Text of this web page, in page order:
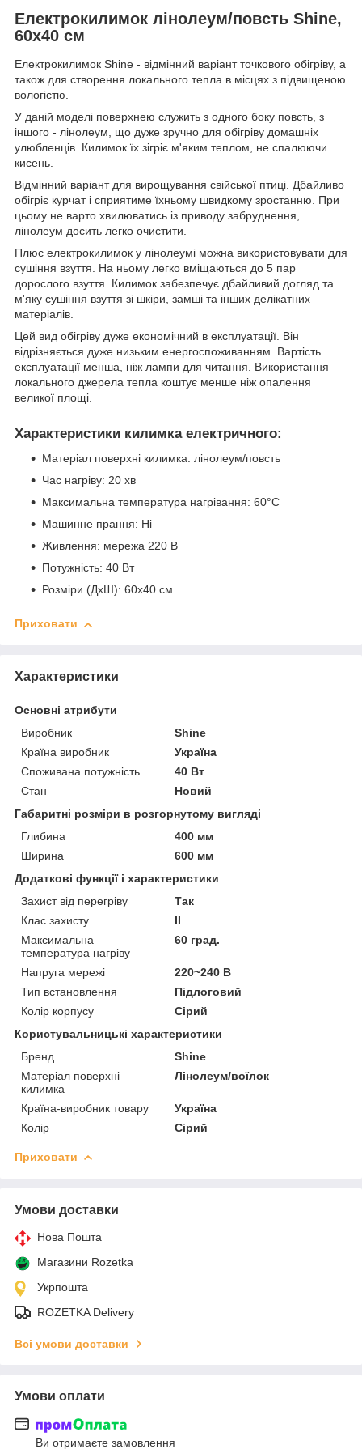
Електрокилимок лінолеум/повсть Shine,
60х40 см
Електрокилимок Shine - відмінний варіант точкового обігріву, а
також для створення локального тепла в місцях з підвищеною
вологістю.
У даній моделі поверхнею служить з одного боку повсть, з
іншого - лінолеум, що дуже зручно для обігріву домашніх
улюбленців. Килимок їх зігріє м'яким теплом, не спалюючи
кисень.
Відмінний варіант для вирощування свійської птиці. Дбайливо
обігріє курчат і сприятиме їхньому швидкому зростанню. При
цьому не варто хвилюватись із приводу забруднення,
лінолеум досить легко очистити.
Плюс електрокилимок у лінолеумі можна використовувати для
сушіння взуття. На ньому легко вміщаються до 5 пар
дорослого взуття. Килимок забезпечує дбайливий догляд та
м'яку сушіння взуття зі шкіри, замші та інших делікатних
матеріалів.
Цей вид обігріву дуже економічний в експлуатації. Він
відрізняється дуже низьким енергоспоживанням. Вартість
експлуатації менша, ніж лампи для читання. Використання
локального джерела тепла коштує менше ніж опалення
великої площі.
Характеристики килимка електричного:
Матеріал поверхні килимка: лінолеум/повсть
Час нагріву: 20 хв
Максимальна температура нагрівання: 60°С
Машинне прання: Ні
Живлення: мережа 220 В
Потужність: 40 Вт
Розміри (ДхШ): 60х40 см
Приховати
Характеристики
Основні атрибути
Виробник
Shine
Країна виробник
Україна
Споживана потужність
40 Вт
Стан
Новий
Габаритні розміри в розгорнутому вигляді
Глибина
400 мм
Ширина
600 мм
Додаткові функції і характеристики
Захист від перегріву
Так
Клас захисту
II
Максимальна
температура нагріву
60 град.
Напруга мережі
220~240 В
Тип встановлення
Підлоговий
Колір корпусу
Сірий
Користувальницькі характеристики
Бренд
Shine
Матеріал поверхні
килимка
Лінолеум/воїлок
Країна-виробник товару
Україна
Колір
Сірий
Приховати
Умови доставки
Нова Пошта
Магазини Rozetka
Укрпошта
ROZETKA Delivery
Всі умови доставки
Умови оплати
Ви отримаєте замовлення